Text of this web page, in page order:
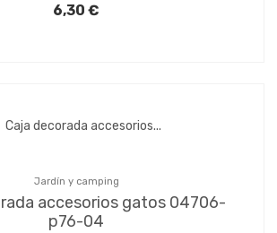
6,30 €
Jardín y camping
accesorios gatos 04706-
p76-04